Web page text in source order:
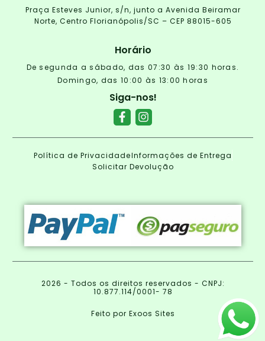
Praça Esteves Junior, s/n, junto a Avenida Beiramar
Norte, Centro Florianópolis/SC – CEP 88015-605
Horário
De segunda a sábado, das 07:30 às 19:30 horas.
Domingo, das 10:00 às 13:00 horas
Siga-nos!
Política de PrivacidadeInformações de Entrega
Solicitar Devolução
2026 - Todos os direitos reservados - CNPJ:
10.877.114/0001- 78
Feito por Exoos Sites